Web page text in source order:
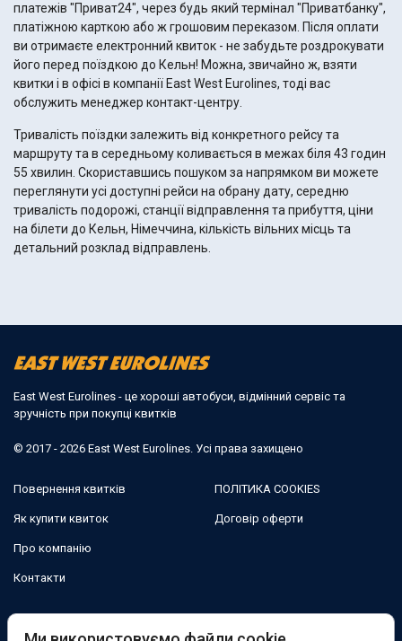
платежів "Приват24", через будь який термінал "Приватбанку",
платіжною карткою або ж грошовим переказом. Після оплати
ви отримаєте електронний квиток - не забудьте роздрокувати
його перед поїздкою до Кельн! Можна, звичайно ж, взяти
квитки і в офісі в компанії East West Eurolines, тоді вас
обслужить менеджер контакт-центру.
Тривалість поїздки залежить від конкретного рейсу та
маршруту та в середньому коливається в межах біля 43 годин
55 хвилин. Скориставшись пошуком за напрямком ви можете
переглянути усі доступні рейси на обрану дату, середню
тривалість подорожі, станції відправлення та прибуття, ціни
на білети до Кельн, Німеччина, кількість вільних місць та
детальний розклад відправлень.
East West Eurolines - це хороші автобуси, відмінний сервіс та
зручність при покупці квитків
© 2017 - 2026 East West Eurolines. Усі права захищено
Повернення квитків
Як купити квиток
Про компанію
Контакти
ПОЛІТИКА COOKIES
Договір оферти